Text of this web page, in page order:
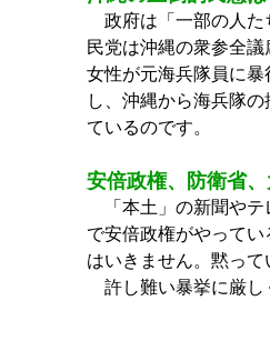
政府は「一部の人た
民党は沖縄の衆参全
女性が元海兵隊員に
し、沖縄から海兵隊
ているのです。
安倍政権、防衛省
「本土」の新聞やテ
で安倍政権がやって
はいきません。黙って
許し難い暴挙に厳し